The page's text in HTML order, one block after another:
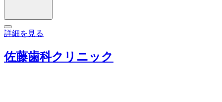
詳細を見る
佐藤歯科クリニック